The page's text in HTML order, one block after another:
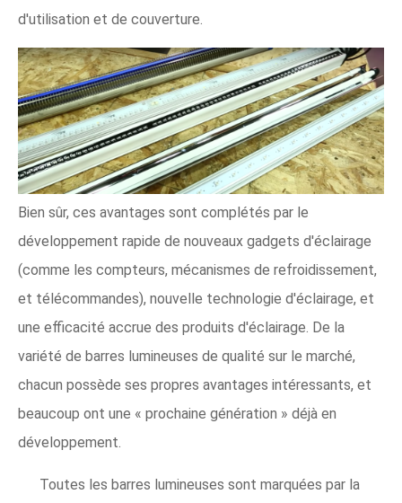
d'utilisation et de couverture.
Bien sûr, ces avantages sont complétés par le
développement rapide de nouveaux gadgets d'éclairage
(comme les compteurs, mécanismes de refroidissement,
et télécommandes), nouvelle technologie d'éclairage, et
une efficacité accrue des produits d'éclairage. De la
variété de barres lumineuses de qualité sur le marché,
chacun possède ses propres avantages intéressants, et
beaucoup ont une « prochaine génération » déjà en
développement.
Toutes les barres lumineuses sont marquées par la